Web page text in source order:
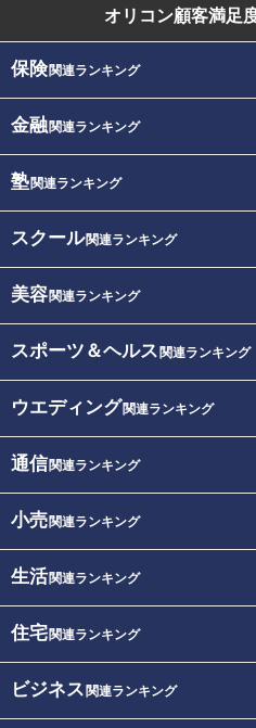
オリコン顧客満足
保険関連ランキング
金融関連ランキング
塾関連ランキング
スクール関連ランキング
美容関連ランキング
スポーツ＆ヘルス 関連ランキング
ウエディング関連ランキング
通信関連ランキング
小売関連ランキング
生活関連ランキング
住宅関連ランキング
ビジネス 関連ランキング